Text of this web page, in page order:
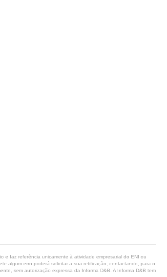
e faz referência unicamente à atividade empresarial do ENI ou
algum erro poderá solicitar a sua retificação, contactando, para o
sem autorização expressa da Informa D&B. A Informa D&B tem